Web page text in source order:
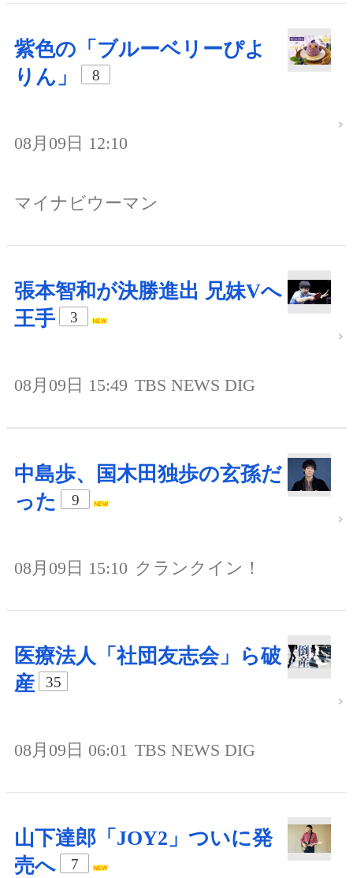
紫色の「ブルーベリーぴよ
りん」
8
08月09日 12:10
マイナビウーマン
張本智和が決勝進出 兄妹Vへ
王手
3
08月09日 15:49 TBS NEWS DIG
中島歩、国木田独歩の玄孫だ
った
9
08月09日 15:10 クランクイン！
医療法人「社団友志会」ら破
産
35
08月09日 06:01 TBS NEWS DIG
山下達郎「JOY2」ついに発
売へ
7